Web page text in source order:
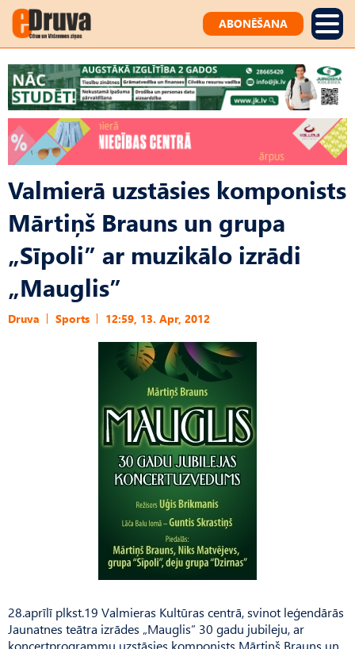
ABONĒŠANA
Valmierā uzstāsies komponists
Mārtiņš Brauns un grupa
„Sīpoli” ar muzikālo izrādi
„Mauglis”
Druva Sports 12:59, 13. Apr, 2012
28.aprīlī plkst.19 Valmieras Kultūras centrā, svinot leģendārās
Jaunatnes teātra izrādes „Mauglis” 30 gadu jubileju, ar
koncertprogrammu uzstāsies komponists Mārtiņš Brauns un